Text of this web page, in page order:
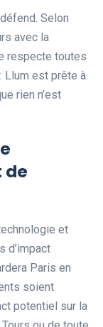
Selon
avec la
respecte toutes
Llum est prête à
rien n’est
de
et
d’impact
Paris en
soient
potentiel sur la